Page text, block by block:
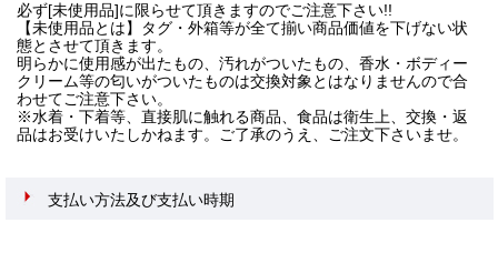
必ず[未使用品]に限らせて頂きますのでご注意下さい!!
【未使用品とは】タグ・外箱等が全て揃い商品価値を下げない状
態とさせて頂きます。
明らかに使用感が出たもの、汚れがついたもの、香水・ボディー
クリーム等の匂いがついたものは交換対象とはなりませんので合
わせてご注意下さい。
※水着・下着等、直接肌に触れる商品、食品は衛生上、交換・返
品はお受けいたしかねます。ご了承のうえ、ご注文下さいませ。
支払い方法及び支払い時期